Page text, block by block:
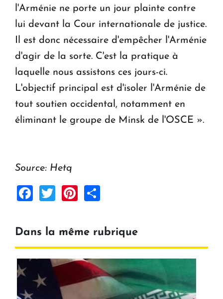
l'Arménie ne porte un jour plainte contre
lui devant la Cour internationale de justice.
Il est donc nécessaire d'empêcher l'Arménie
d'agir de la sorte. C'est la pratique à
laquelle nous assistons ces jours-ci.
L'objectif principal est d'isoler l'Arménie de
tout soutien occidental, notamment en
éliminant le groupe de Minsk de l'OSCE ».
Source: Hetq
Facebook
TwitterPinterest
Dans la même rubrique